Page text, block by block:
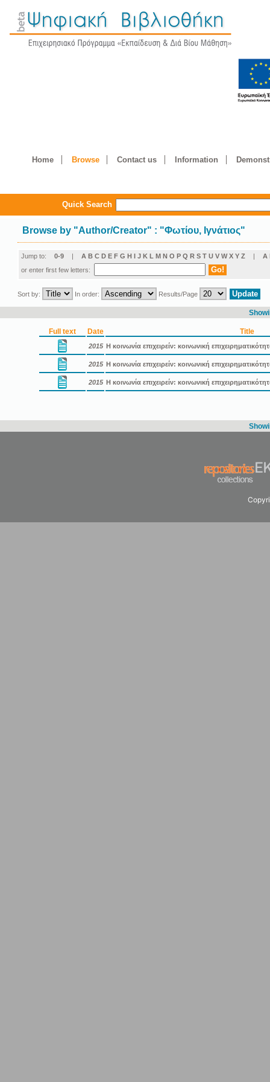
Home Browse Contact us Information
Quick Search
Browse by "Author/Creator" : "Φωτίου, Ιγνάτιος"
Jump to: 0-9 | A B C D E F G H I J K L M N O P Q R S T U V W X Y Z | Α
or enter first few letters:
Sort by: In order: Results/Page
Full text Date Title
2015 Η κοινωνία επιχειρείν: κοινωνική
2015 Η κοινωνία επιχειρείν: κοινωνική
2015 Η κοινωνία επιχειρείν: κοινωνική